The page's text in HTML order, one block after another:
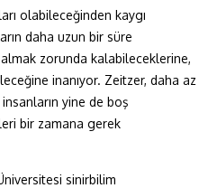
olabileceğinden kaygı
daha uzun bir süre
zorunda kalabileceklerine,
inanıyor. Zeitzer, daha az
yine de boş
bir zamana gerek
sinirbilim